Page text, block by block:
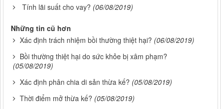
Tính lãi suất cho vay? (06/08/2019)
Những tin cũ hơn
Xác định trách nhiệm bồi thường thiệt hại? (06/08/2019)
Bồi thường thiệt hại do sức khỏe bị xâm phạm?
(05/08/2019)
Xác định phân chia di sản thừa kế? (05/08/2019)
Thời điểm mở thừa kế? (05/08/2019)